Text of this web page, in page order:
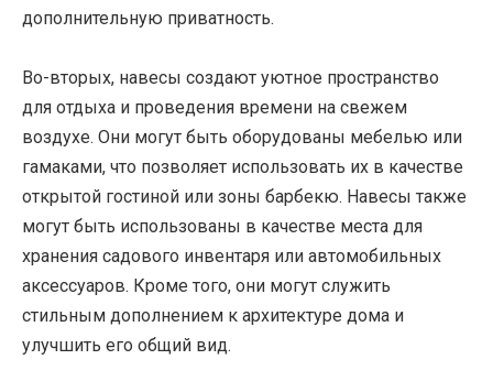
дополнительную приватность.
Во-вторых, навесы создают уютное пространство
для отдыха и проведения времени на свежем
воздухе. Они могут быть оборудованы мебелью или
гамаками, что позволяет использовать их в качестве
открытой гостиной или зоны барбекю. Навесы также
могут быть использованы в качестве места для
хранения садового инвентаря или автомобильных
аксессуаров. Кроме того, они могут служить
стильным дополнением к архитектуре дома и
улучшить его общий вид.